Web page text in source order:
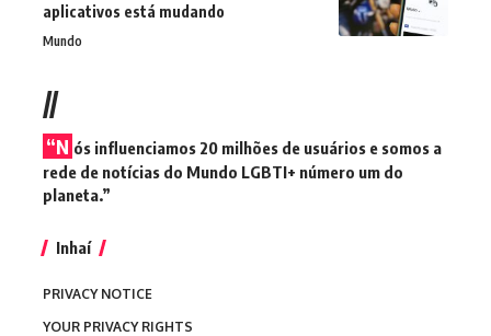
aplicativos está mudando
Mundo
//
“N ós influenciamos 20 milhões de usuários e somos a
rede de notícias do Mundo LGBTI+ número um do
planeta.”
Inhaí
PRIVACY NOTICE
YOUR PRIVACY RIGHTS